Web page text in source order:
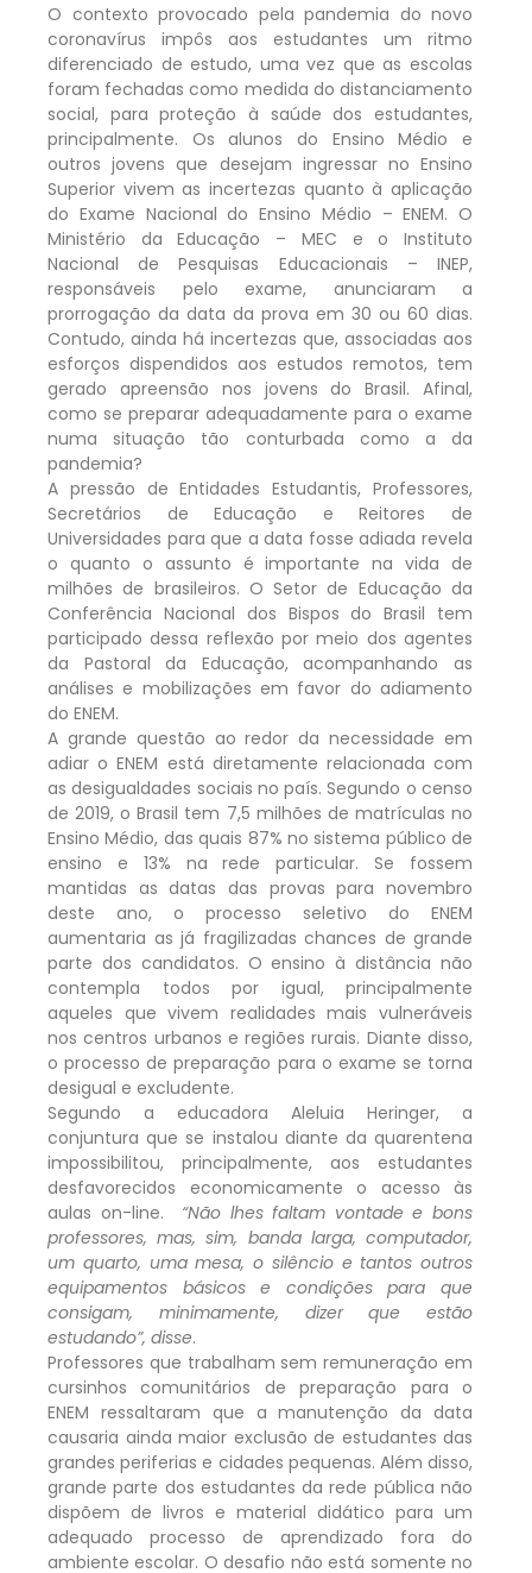
O contexto provocado pela pandemia do novo
coronavírus impôs aos estudantes um ritmo
diferenciado de estudo, uma vez que as escolas
foram fechadas como medida do distanciamento
social, para proteção à saúde dos estudantes,
principalmente. Os alunos do Ensino Médio e
outros jovens que desejam ingressar no Ensino
Superior vivem as incertezas quanto à aplicação
do Exame Nacional do Ensino Médio – ENEM. O
Ministério da Educação – MEC e o Instituto
Nacional de Pesquisas Educacionais – INEP,
responsáveis pelo exame, anunciaram a
prorrogação da data da prova em 30 ou 60 dias.
Contudo, ainda há incertezas que, associadas aos
esforços dispendidos aos estudos remotos, tem
gerado apreensão nos jovens do Brasil. Afinal,
como se preparar adequadamente para o exame
numa situação tão conturbada como a da
pandemia?
A pressão de Entidades Estudantis, Professores,
Secretários de Educação e Reitores de
Universidades para que a data fosse adiada revela
o quanto o assunto é importante na vida de
milhões de brasileiros. O Setor de Educação da
Conferência Nacional dos Bispos do Brasil tem
participado dessa reflexão por meio dos agentes
da Pastoral da Educação, acompanhando as
análises e mobilizações em favor do adiamento
do ENEM.
A grande questão ao redor da necessidade em
adiar o ENEM está diretamente relacionada com
as desigualdades sociais no país. Segundo o censo
de 2019, o Brasil tem 7,5 milhões de matrículas no
Ensino Médio, das quais 87% no sistema público de
ensino e 13% na rede particular. Se fossem
mantidas as datas das provas para novembro
deste ano, o processo seletivo do ENEM
aumentaria as já fragilizadas chances de grande
parte dos candidatos. O ensino à distância não
contempla todos por igual, principalmente
aqueles que vivem realidades mais vulneráveis
nos centros urbanos e regiões rurais. Diante disso,
o processo de preparação para o exame se torna
desigual e excludente.
Segundo a educadora Aleluia Heringer, a
conjuntura que se instalou diante da quarentena
impossibilitou, principalmente, aos estudantes
desfavorecidos economicamente o acesso às
aulas on-line. “Não lhes faltam vontade e bons
professores, mas, sim, banda larga, computador,
um quarto, uma mesa, o silêncio e tantos outros
equipamentos básicos e condições para que
consigam, minimamente, dizer que estão
estudando”, disse.
Professores que trabalham sem remuneração em
cursinhos comunitários de preparação para o
ENEM ressaltaram que a manutenção da data
causaria ainda maior exclusão de estudantes das
grandes periferias e cidades pequenas. Além disso,
grande parte dos estudantes da rede pública não
dispõem de livros e material didático para um
adequado processo de aprendizado fora do
ambiente escolar. O desafio não está somente no